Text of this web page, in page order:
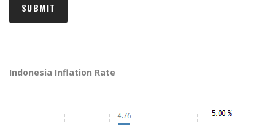
Indonesia Inflation Rate